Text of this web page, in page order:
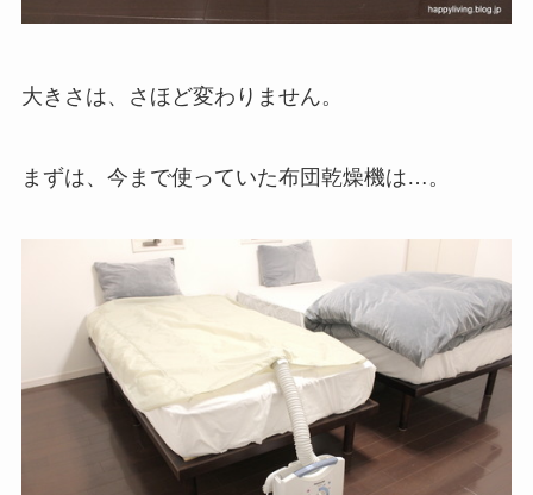
大きさは、さほど変わりません。
まずは、今まで使っていた布団乾燥機は…。